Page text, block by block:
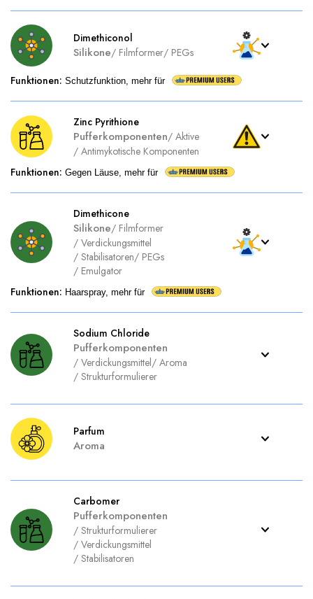
Dimethiconol
Silikone/ Filmformer/ PEGs
Funktionen: Schutzfunktion, mehr für
Zinc Pyrithione
Pufferkomponenten/ Aktive
/ Antimykotische Komponenten
Funktionen: Gegen Läuse, mehr für
Dimethicone
Silikone/ Filmformer
/ Verdickungsmittel
/ Stabilisatoren/ PEGs
/ Emulgator
Funktionen: Haarspray, mehr für
Sodium Chloride
Pufferkomponenten
/ Verdickungsmittel/ Aroma
/ Strukturformulierer
Parfum
Aroma
Carbomer
Pufferkomponenten
/ Strukturformulierer
/ Verdickungsmittel
/ Stabilisatoren